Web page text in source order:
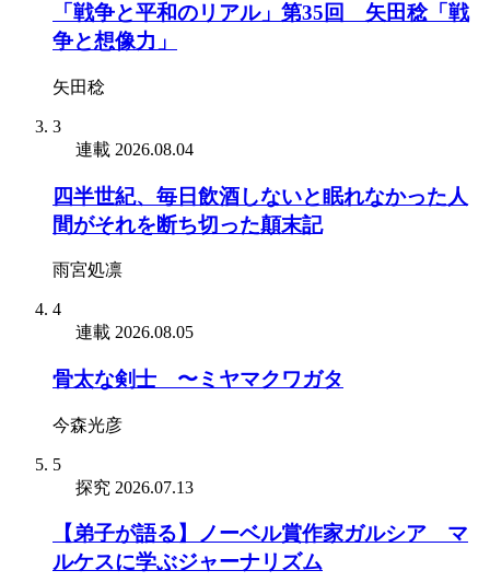
「戦争と平和のリアル」第35回 矢田稔「戦
争と想像力」
矢田稔
3
連載 2026.08.04
四半世紀、毎日飲酒しないと眠れなかった人
間がそれを断ち切った顛末記
雨宮処凛
4
連載 2026.08.05
骨太な剣士 〜ミヤマクワガタ
今森光彦
5
探究 2026.07.13
【弟子が語る】ノーベル賞作家ガルシア゠マ
ルケスに学ぶジャーナリズム